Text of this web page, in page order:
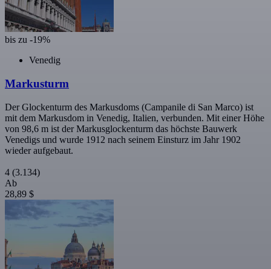
bis zu -19%
Venedig
Markusturm
Der Glockenturm des Markusdoms (Campanile di San Marco) ist
mit dem Markusdom in Venedig, Italien, verbunden. Mit einer Höhe
von 98,6 m ist der Markusglockenturm das höchste Bauwerk
Venedigs und wurde 1912 nach seinem Einsturz im Jahr 1902
wieder aufgebaut.
4 (3.134)
Ab
28,89 $